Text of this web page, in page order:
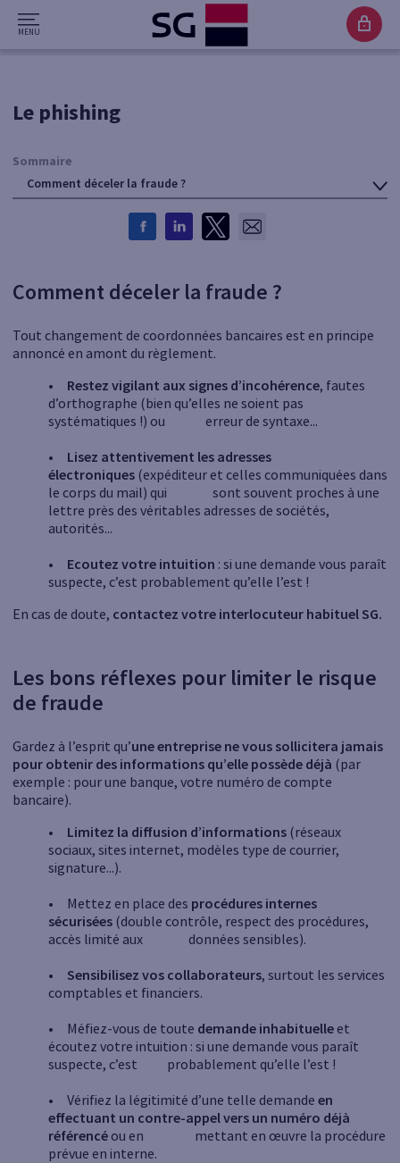
Le phishing
Sommaire
Comment déceler la fraude ?
Comment déceler la fraude ?
Tout changement de coordonnées bancaires est en principe
annoncé en amont du règlement.
• Restez vigilant aux signes d’incohérence, fautes
d’orthographe (bien qu’elles ne soient pas
systématiques !) ou erreur de syntaxe...
• Lisez attentivement les adresses
électroniques (expéditeur et celles communiquées dans
le corps du mail) qui sont souvent proches à une
lettre près des véritables adresses de sociétés,
autorités...
• Ecoutez votre intuition : si une demande vous paraît
suspecte, c’est probablement qu’elle l’est !
En cas de doute, contactez votre interlocuteur habituel SG.
Les bons réflexes pour limiter le risque
de fraude
Gardez à l’esprit qu’une entreprise ne vous sollicitera jamais
pour obtenir des informations qu’elle possède déjà (par
exemple : pour une banque, votre numéro de compte
bancaire).
• Limitez la diffusion d’informations (réseaux
sociaux, sites internet, modèles type de courrier,
signature...).
• Mettez en place des procédures internes
sécurisées (double contrôle, respect des procédures,
accès limité aux données sensibles).
• Sensibilisez vos collaborateurs, surtout les services
comptables et financiers.
• Méfiez-vous de toute demande inhabituelle et
écoutez votre intuition : si une demande vous paraît
suspecte, c’est probablement qu’elle l’est !
• Vérifiez la légitimité d’une telle demande en
effectuant un contre-appel vers un numéro déjà
référencéou en mettant en œuvre la procédure
prévue en interne.